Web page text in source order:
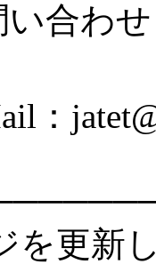
合わせ
を更新